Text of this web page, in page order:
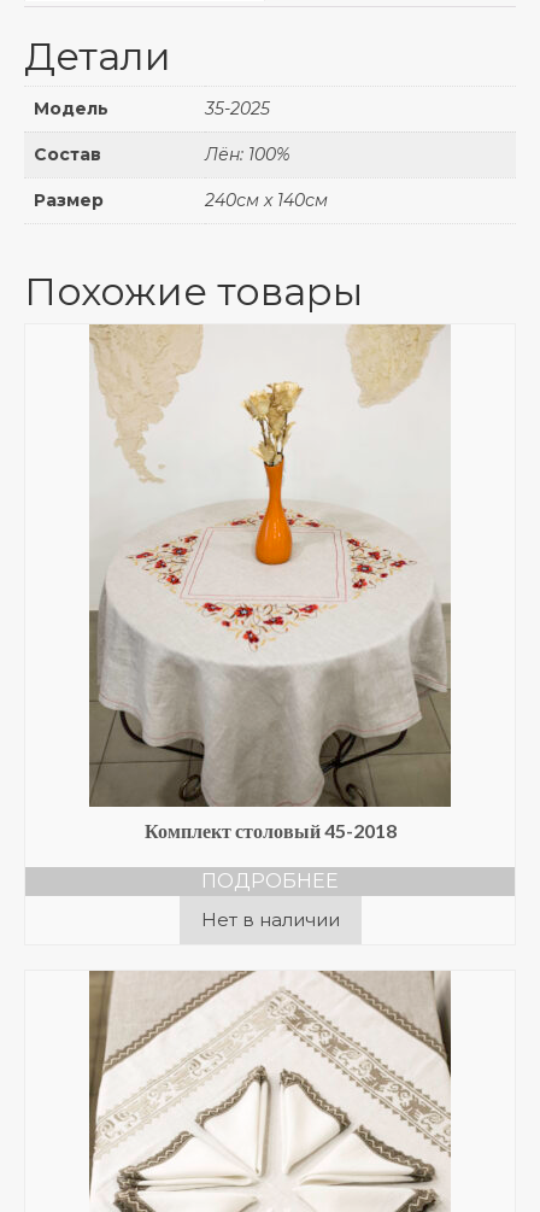
Детали
Модель 35-2025
Состав Лён: 100%
Размер 240см х 140см
Похожие товары
Комплект столовый 45-2018
ПОДРОБНЕЕ
Нет в наличии